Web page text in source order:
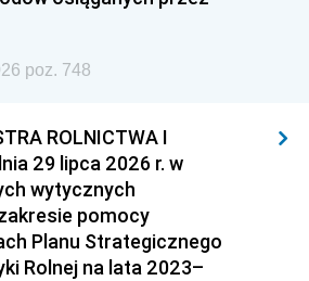
poz. 748
ROLNICTWA I
29 lipca 2026 r. w
wytycznych
pomocy
Planu Strategicznego
Rolnej na lata 2023–